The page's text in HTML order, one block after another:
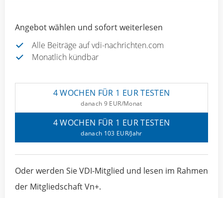
Angebot wählen und sofort weiterlesen
Alle Beiträge auf vdi-nachrichten.com
Monatlich kündbar
4 WOCHEN FÜR 1 EUR TESTEN
danach 9 EUR/Monat
4 WOCHEN FÜR 1 EUR TESTEN
danach 103 EUR/Jahr
Oder werden Sie VDI-Mitglied und lesen im Rahmen
der Mitgliedschaft Vn+.